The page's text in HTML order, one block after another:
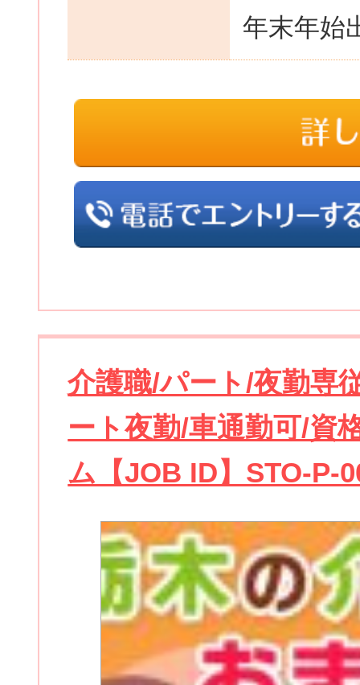
年末年始
介護職/パート/夜勤専
ート夜勤/車通勤可/資
ム【JOB ID】STO-P-